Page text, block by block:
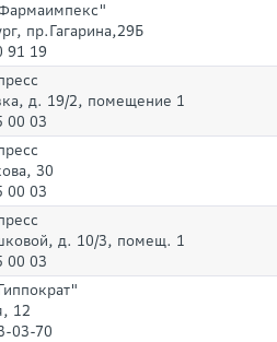
пр.Гагарина,29Б
91 19
д. 19/2, помещение 1
00 03
30
00 03
д. 10/3, помещ. 1
00 03
12
03-70